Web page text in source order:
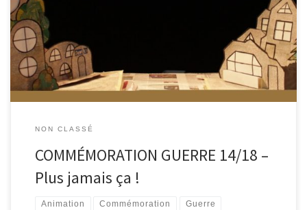
Malmedy propose aux enfants d’aborder le thème de la guerre et
de la paix. Au programme: un spectacle jeune public et une
sélection d’ouvrages disponibles pour la jeunesse. CAP OU PAS
CAP de […]
NON CLASSÉ
COMMÉMORATION GUERRE 14/18 –
Plus jamais ça !
Animation Commémoration Guerre